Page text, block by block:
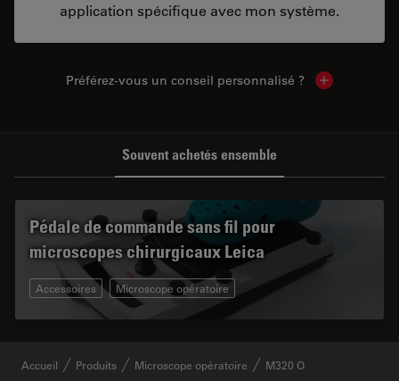
application spécifique avec mon système.
Préférez-vous un conseil personnalisé ? Show local
Souvent achetés ensemble
Pédale de commande sans fil pour
microscopes chirurgicaux Leica
Accessoires Microscope opératoire
Accueil Produits Microscope opératoire M320 O